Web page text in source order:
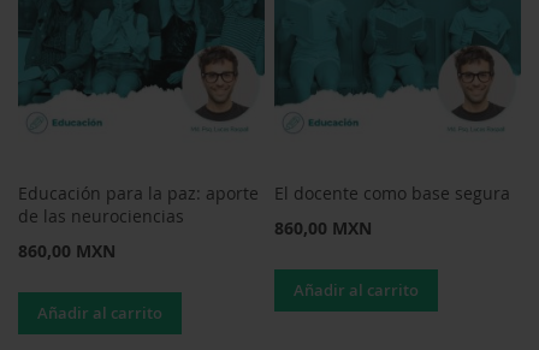
Educación para la paz: aporte
de las neurociencias
860,00 MXN
Añadir al carrito
El docente como base segura
860,00 MXN
Añadir al carrito